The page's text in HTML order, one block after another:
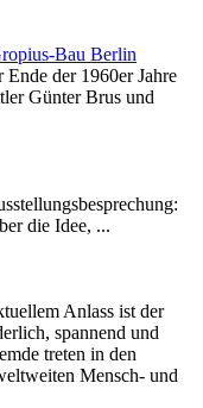
Bau Berlin
der 1960er Jahre
Günter Brus und
die Idee, ...
Anlass ist der
spannend und
treten in den
Mensch- und